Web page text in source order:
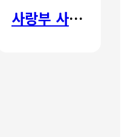
사랑부 사랑주일